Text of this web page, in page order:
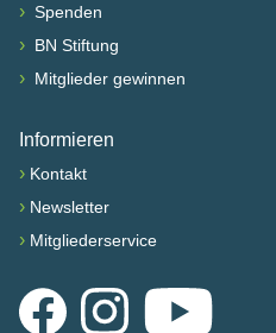
› Spenden
› BN Stiftung
› Mitglieder gewinnen
Informieren
› Kontakt
› Newsletter
› Mitgliederservice
FacebookInstagramYouTube